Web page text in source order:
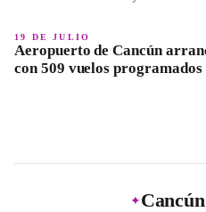
19 DE JULIO
Aeropuerto de Cancún
con 509 vuelos programados
✦Cancún